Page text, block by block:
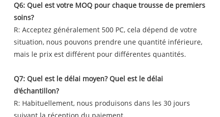
Q6: Quel est votre MOQ pour chaque trousse de premiers
soins?
R: Acceptez généralement 500 PC, cela dépend de votre
situation, nous pouvons prendre une quantité inférieure,
mais le prix est différent pour différentes quantités.
Q7: Quel est le délai moyen? Quel est le délai
d'échantillon?
R: Habituellement, nous produisons dans les 30 jours